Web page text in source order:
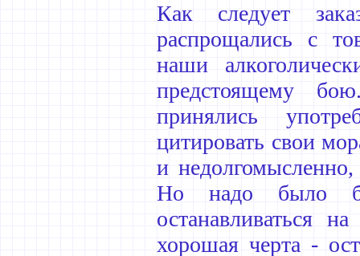
Как следует
распрощались с
наши
предстоящему
принялись
цитировать свои
и
Но надо было
останавливаться
хорошая черта -